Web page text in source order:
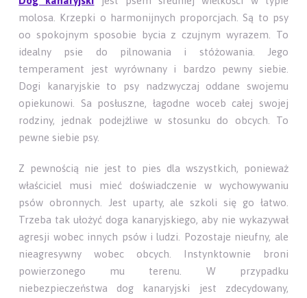
molosa. Krzepki o harmonijnych proporcjach. Są to psy
oo spokojnym sposobie bycia z czujnym wyrazem. To
idealny psie do pilnowania i stóżowania. Jego
temperament jest wyrównany i bardzo pewny siebie.
Dogi kanaryjskie to psy nadzwyczaj oddane swojemu
opiekunowi. Sa posłuszne, łagodne woceb całej swojej
rodziny, jednak podejżliwe w stosunku do obcych. To
pewne siebie psy.
Z pewnością nie jest to pies dla wszystkich, ponieważ
właściciel musi mieć doświadczenie w wychowywaniu
psów obronnych. Jest uparty, ale szkoli się go łatwo.
Trzeba tak ułożyć doga kanaryjskiego, aby nie wykazywał
agresji wobec innych psów i ludzi. Pozostaje nieufny, ale
nieagresywny wobec obcych. Instynktownie broni
powierzonego mu terenu. W przypadku
niebezpieczeństwa dog kanaryjski jest zdecydowany,